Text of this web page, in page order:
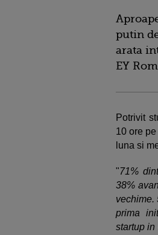
putin
arata
EY
Potrivit
10 ore
luna si
"71%
38%
vechime.
prima
startup in